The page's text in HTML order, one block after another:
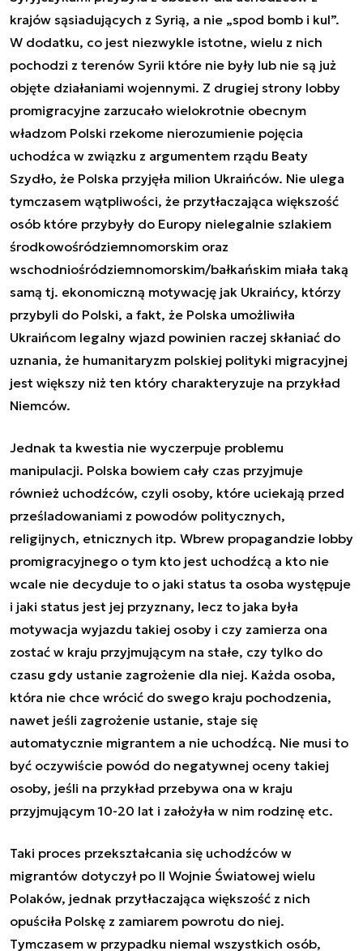
krajów sąsiadujących z Syrią, a nie „spod bomb i kul”.
W dodatku, co jest niezwykle istotne, wielu z nich
pochodzi z terenów Syrii które nie były lub nie są już
objęte działaniami wojennymi. Z drugiej strony lobby
promigracyjne zarzucało wielokrotnie obecnym
władzom Polski rzekome nierozumienie pojęcia
uchodźca w związku z argumentem rządu Beaty
Szydło, że Polska przyjęła milion Ukraińców. Nie ulega
tymczasem wątpliwości, że przytłaczająca większość
osób które przybyły do Europy nielegalnie szlakiem
środkowośródziemnomorskim oraz
wschodniośródziemnomorskim/bałkańskim miała taką
samą tj. ekonomiczną motywację jak Ukraińcy, którzy
przybyli do Polski, a fakt, że Polska umożliwiła
Ukraińcom legalny wjazd powinien raczej skłaniać do
uznania, że humanitaryzm polskiej polityki migracyjnej
jest większy niż ten który charakteryzuje na przykład
Niemców.
Jednak ta kwestia nie wyczerpuje problemu
manipulacji. Polska bowiem cały czas przyjmuje
również uchodźców, czyli osoby, które uciekają przed
prześladowaniami z powodów politycznych,
religijnych, etnicznych itp. Wbrew propagandzie lobby
promigracyjnego o tym kto jest uchodźcą a kto nie
wcale nie decyduje to o jaki status ta osoba występuje
i jaki status jest jej przyznany, lecz to jaka była
motywacja wyjazdu takiej osoby i czy zamierza ona
zostać w kraju przyjmującym na stałe, czy tylko do
czasu gdy ustanie zagrożenie dla niej. Każda osoba,
która nie chce wrócić do swego kraju pochodzenia,
nawet jeśli zagrożenie ustanie, staje się
automatycznie migrantem a nie uchodźcą. Nie musi to
być oczywiście powód do negatywnej oceny takiej
osoby, jeśli na przykład przebywa ona w kraju
przyjmującym 10-20 lat i założyła w nim rodzinę etc.
Taki proces przekształcania się uchodźców w
migrantów dotyczył po II Wojnie Światowej wielu
Polaków, jednak przytłaczająca większość z nich
opuściła Polskę z zamiarem powrotu do niej.
Tymczasem w przypadku niemal wszystkich osób,